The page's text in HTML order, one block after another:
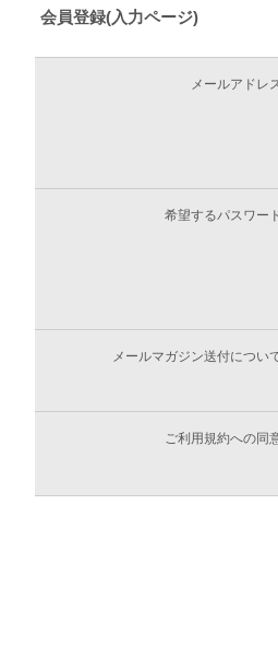
会員登録(入力ページ)
メールアドレ
希望するパスワー
メールマガジン送付につい
ご利用規約への同